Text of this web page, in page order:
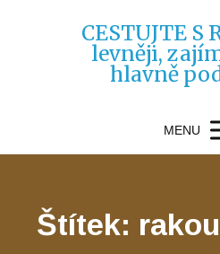
CESTUJTE S
levněji,
hlavně
MENU
Štítek: